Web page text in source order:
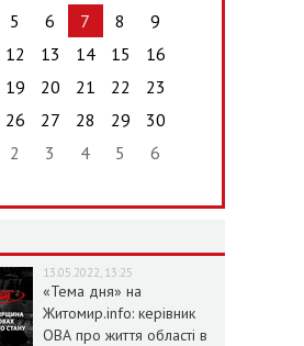
5 6 7 8
9
12 13 14 15
16
19 20 21 22
23
26 27 28 29
30
2 3 4 5 6
13.05.2022, 13:25
«Тема дня» на
Житомир.info: керівник
ОВА про життя області в